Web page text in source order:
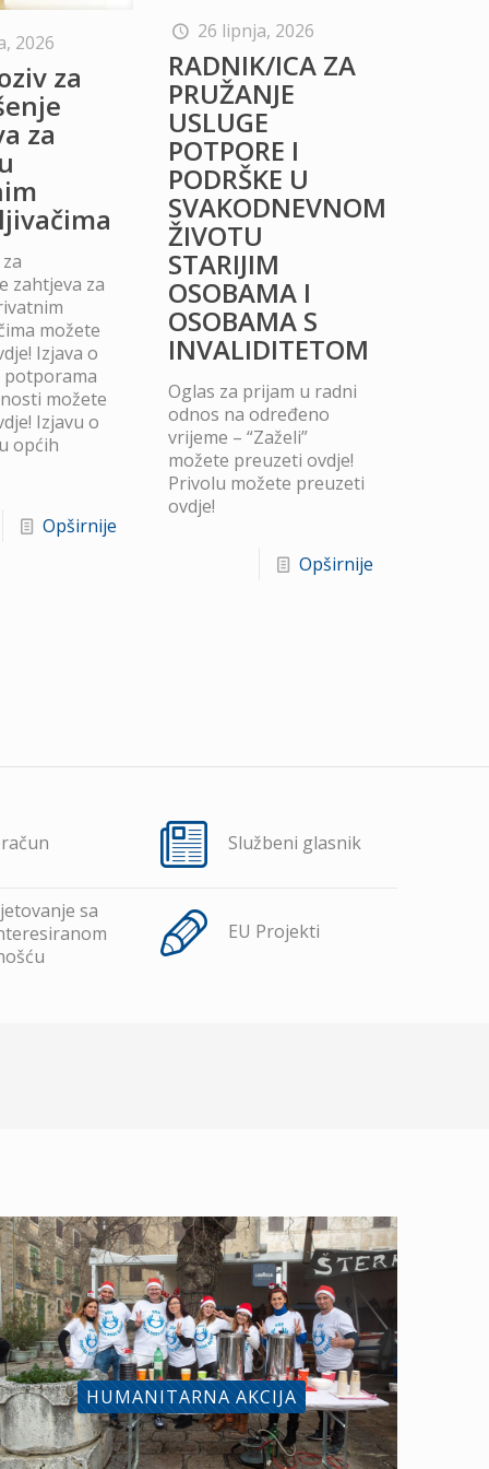
2026
za
za
zahtjeva za
možete
Izjava o
možete
Izjavu o
općih
Opširnije
26 lipnja, 2026
RADNIK/ICA ZA
PRUŽANJE
USLUGE
POTPORE I
PODRŠKE U
SVAKODNEVNOM
ŽIVOTU
STARIJIM
OSOBAMA I
OSOBAMA S
INVALIDITETOM
Oglas za prijam u radni
odnos na određeno
vrijeme – “Zaželi”
možete preuzeti ovdje!
Privolu možete preuzeti
ovdje!
Opširnije
Službeni glasnik
sa
EU Projekti
HUMANITARNA AKCIJA